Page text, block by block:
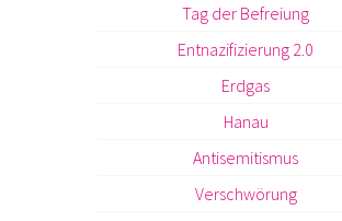
Tag der Befreiung
Entnazifizierung 2.0
Erdgas
Hanau
Antisemitismus
Verschwörung